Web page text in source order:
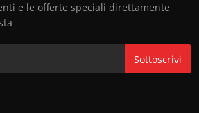
e le offerte speciali direttamente
Sottoscrivi